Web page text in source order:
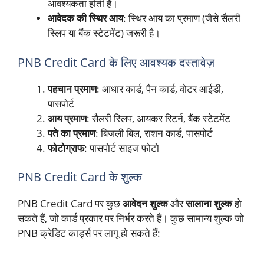
आवश्यकता होती है।
आवेदक की स्थिर आय: स्थिर आय का प्रमाण (जैसे सैलरी
स्लिप या बैंक स्टेटमेंट) जरूरी है।
PNB Credit Card के लिए आवश्यक दस्तावेज़
पहचान प्रमाण: आधार कार्ड, पैन कार्ड, वोटर आईडी,
पासपोर्ट
आय प्रमाण: सैलरी स्लिप, आयकर रिटर्न, बैंक स्टेटमेंट
पते का प्रमाण: बिजली बिल, राशन कार्ड, पासपोर्ट
फोटोग्राफ: पासपोर्ट साइज फोटो
PNB Credit Card के शुल्क
PNB Credit Card पर कुछआवेदन शुल्कऔरसालाना शुल्कहो
सकते हैं, जो कार्ड प्रकार पर निर्भर करते हैं। कुछ सामान्य शुल्क जो
PNB क्रेडिट कार्ड्स पर लागू हो सकते हैं: